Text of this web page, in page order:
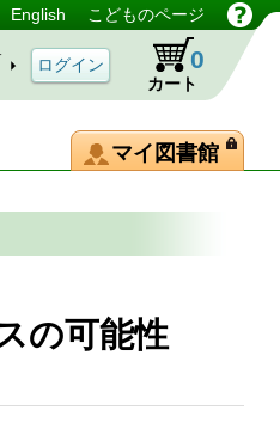
English こどものページ
カート
0
マイ図書館
スの可能性